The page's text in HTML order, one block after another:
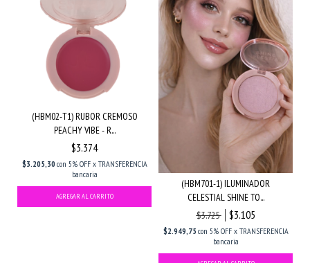
(HBM02-T1) RUBOR CREMOSO
PEACHY VIBE - R...
$3.374
$3.205,30con 5% OFF x TRANSFERENCIA
bancaria
(HBM701-1) ILUMINADOR
CELESTIAL SHINE TO...
$3.725
$3.105
$2.949,75 con 5% OFF x TRANSFERENCIA
bancaria